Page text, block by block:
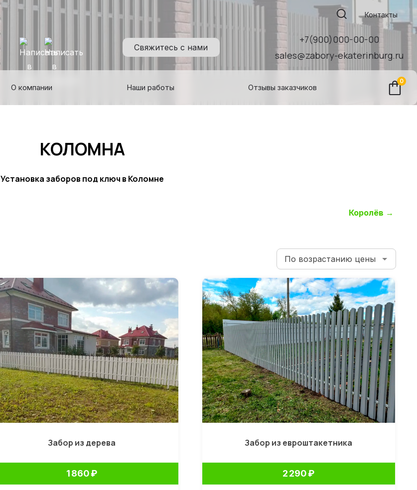
Поиск:
Контакты
Свяжитесь с нами
+7(900)000-00-00
sales@zabory-ekaterinburg.ru
О компании Наши работы Отзывы заказчиков
0
КОЛОМНА
Установка заборов под ключ в Коломне
Королёв →
Забор из дерева
1 860₽
Забор из евроштакетника
2 290₽